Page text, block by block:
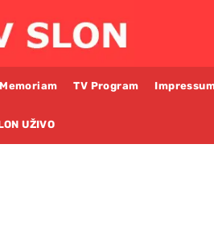
TV Program
UŽIVO